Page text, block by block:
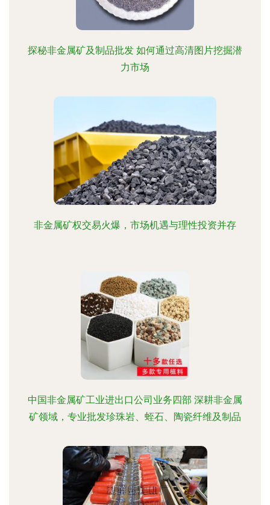
探秘非金属矿及制品批发 如何通过高清图片挖掘潜
力市场
非金属矿权交易火爆，市场机遇与理性投资并存
中国非金属矿工业进出口公司业务四部 深耕非金属
矿领域，专业批发珍珠岩、蛭石、陶瓷纤维及制品